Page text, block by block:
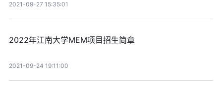
2021-09-27 15:35:01
2022年江南大学MEM项目招生简章
2021-09-24 19:11:00